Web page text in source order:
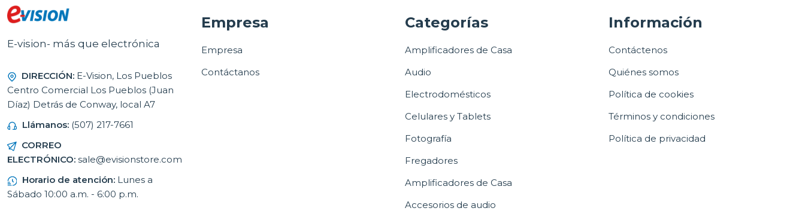
E-vision- más que electrónica
DIRECCIÓN: E-Vision, Los Pueblos
Centro Comercial Los Pueblos (Juan
Díaz) Detrás de Conway, local A7
Llámanos: (507) 217-7661
CORREO
ELECTRÓNICO: sale@evisionstore.com
Horario de atención: Lunes a
Sábado 10:00 a.m. - 6:00 p.m.
Empresa
Empresa
Contáctanos
Categorías
Amplificadores de Casa
Audio
Electrodomésticos
Celulares y Tablets
Fotografía
Fregadores
Amplificadores de Casa
Accesorios de audio
Información
Contáctenos
Quiénes somos
Política de cookies
Términos y condiciones
Política de privacidad